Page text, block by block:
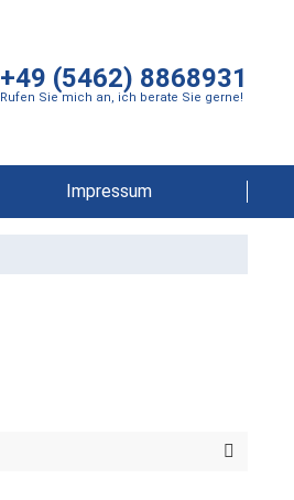
+49 (5462) 8868931
Rufen Sie mich an, ich berate Sie gerne!
Impressum